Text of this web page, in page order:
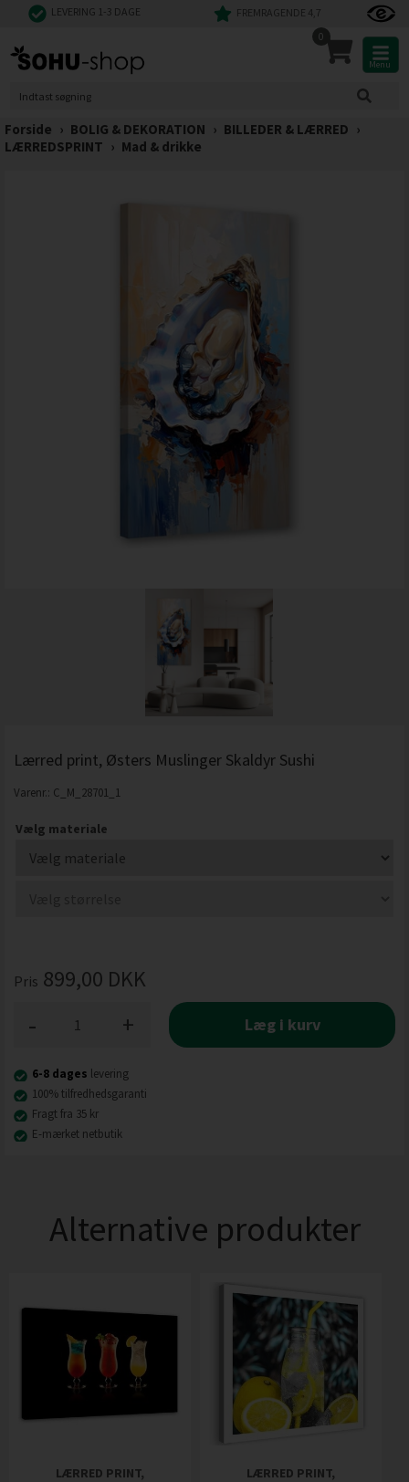
LEVERING 1-3 DAGE FREMRAGENDE 4,7
0
Menu
Forside › BOLIG & DEKORATION › BILLEDER & LÆRRED ›
LÆRREDSPRINT › Mad & drikke
Lærred print, Østers Muslinger Skaldyr Sushi
Varenr.: C_M_28701_1
Vælg materiale
Pris 899,00 DKK
+
- Læg i kurv
6-8 dages levering
100% tilfredhedsgaranti
Fragt fra 35 kr
E-mærket netbutik
Alternative produkter
LÆRRED PRINT,
LÆRRED PRINT,